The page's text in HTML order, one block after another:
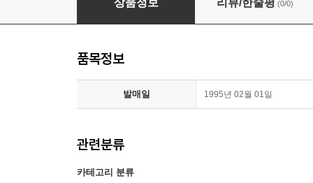
상품정보 리뷰/한줄평 (0/0)
품목정보
발매일 1995년 02월 01일
관련분류
카테고리 분류